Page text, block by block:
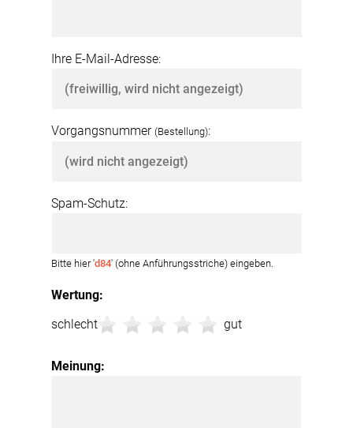
Wertung:
schlecht
gut
Meinung:
Ihre E-Mail-Adresse:
Vorgangsnummer (Bestellung):
Spam-Schutz:
Bitte hier 'd84' (ohne Anführungsstriche) eingeben.